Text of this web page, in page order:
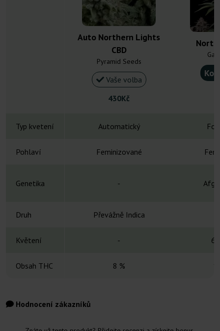
Auto Northern Lights
CBD
Pyramid Seeds
Vaše volba
430Kč
Typ kvetení Automatický
Pohlaví Feminizované
Genetika -
Druh Převážně Indica
Květení -
Obsah THC 8 %
Hodnocení zákazníků